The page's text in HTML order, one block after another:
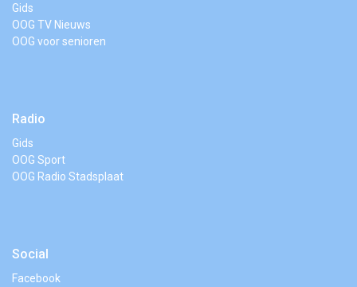
Gids
OOG TV Nieuws
OOG voor senioren
Radio
Gids
OOG Sport
OOG Radio Stadsplaat
Social
Facebook